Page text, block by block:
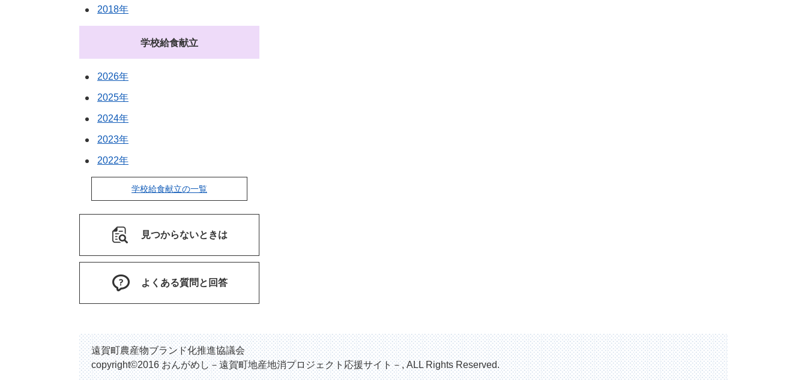
2018年
学校給食献立
2026年
2025年
2024年
2023年
2022年
学校給食献立の一覧
見つからないときは
よくある質問と回答
遠賀町農産物ブランド化推進協議会
copyright©2016 おんがめし－遠賀町地産地消プロジェクト応援サイト－, ALL Rights Reserved.